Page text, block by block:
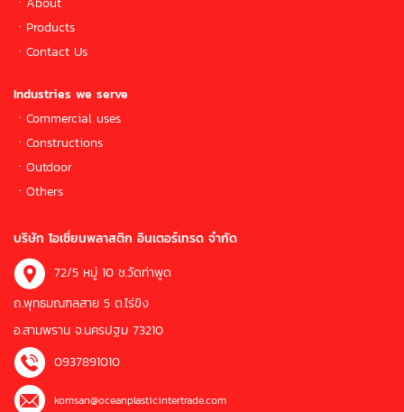
ㆍ Products
ㆍ Contact Us
Industries we serve
ㆍCommercial uses
ㆍConstructions
ㆍOutdoor
ㆍOthers
บริษัท โอเชี่ยนพลาสติก อินเตอร์เทรด จำกัด
72/5 หมู่ 10 ช.วัดท่าพูด
ถ.พุทธมณฑลสาย 5 ต.ไร่ขิง
อ.สามพราน จ.นครปฐม 73210
0937891010
komsan@oceanplasticintertrade.com